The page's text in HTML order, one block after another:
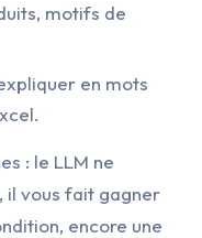
motifs de
en mots
: le LLM ne
il vous fait gagner
encore une